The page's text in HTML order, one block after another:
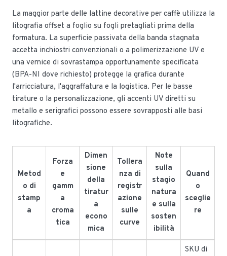
La maggior parte delle lattine decorative per caffè utilizza la
litografia offset a foglio su fogli pretagliati prima della
formatura. La superficie passivata della banda stagnata
accetta inchiostri convenzionali o a polimerizzazione UV e
una vernice di sovrastampa opportunamente specificata
(BPA-NI dove richiesto) protegge la grafica durante
l'arricciatura, l'aggraffatura e la logistica. Per le basse
tirature o la personalizzazione, gli accenti UV diretti su
metallo e serigrafici possono essere sovrapposti alle basi
litografiche.
Metod
o di
stamp
a
Forza
e
gamm
a
croma
tica
Dimen
sione
della
tiratur
a
econo
mica
Tollera
nza di
registr
azione
sulle
curve
Note
sulla
stagio
natura
e sulla
sosten
ibilità
Quand
o
sceglie
re
SKU di